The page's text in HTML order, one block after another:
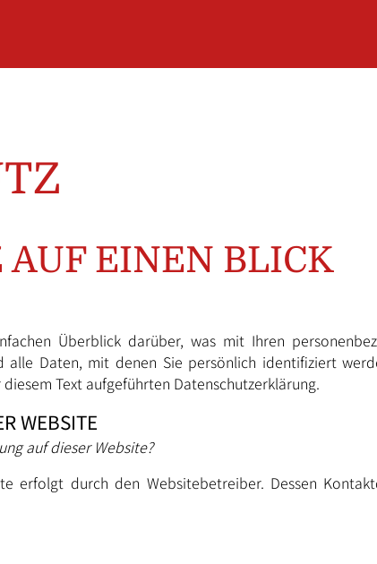
AUF EINEN BLICK
Überblick darüber, was mit Ihren
alle Daten, mit denen Sie persönlich identifiziert
Text aufgeführten Datenschutzerklärung.
WEBSITE
auf dieser Website?
erfolgt durch den Websitebetreiber. Dessen